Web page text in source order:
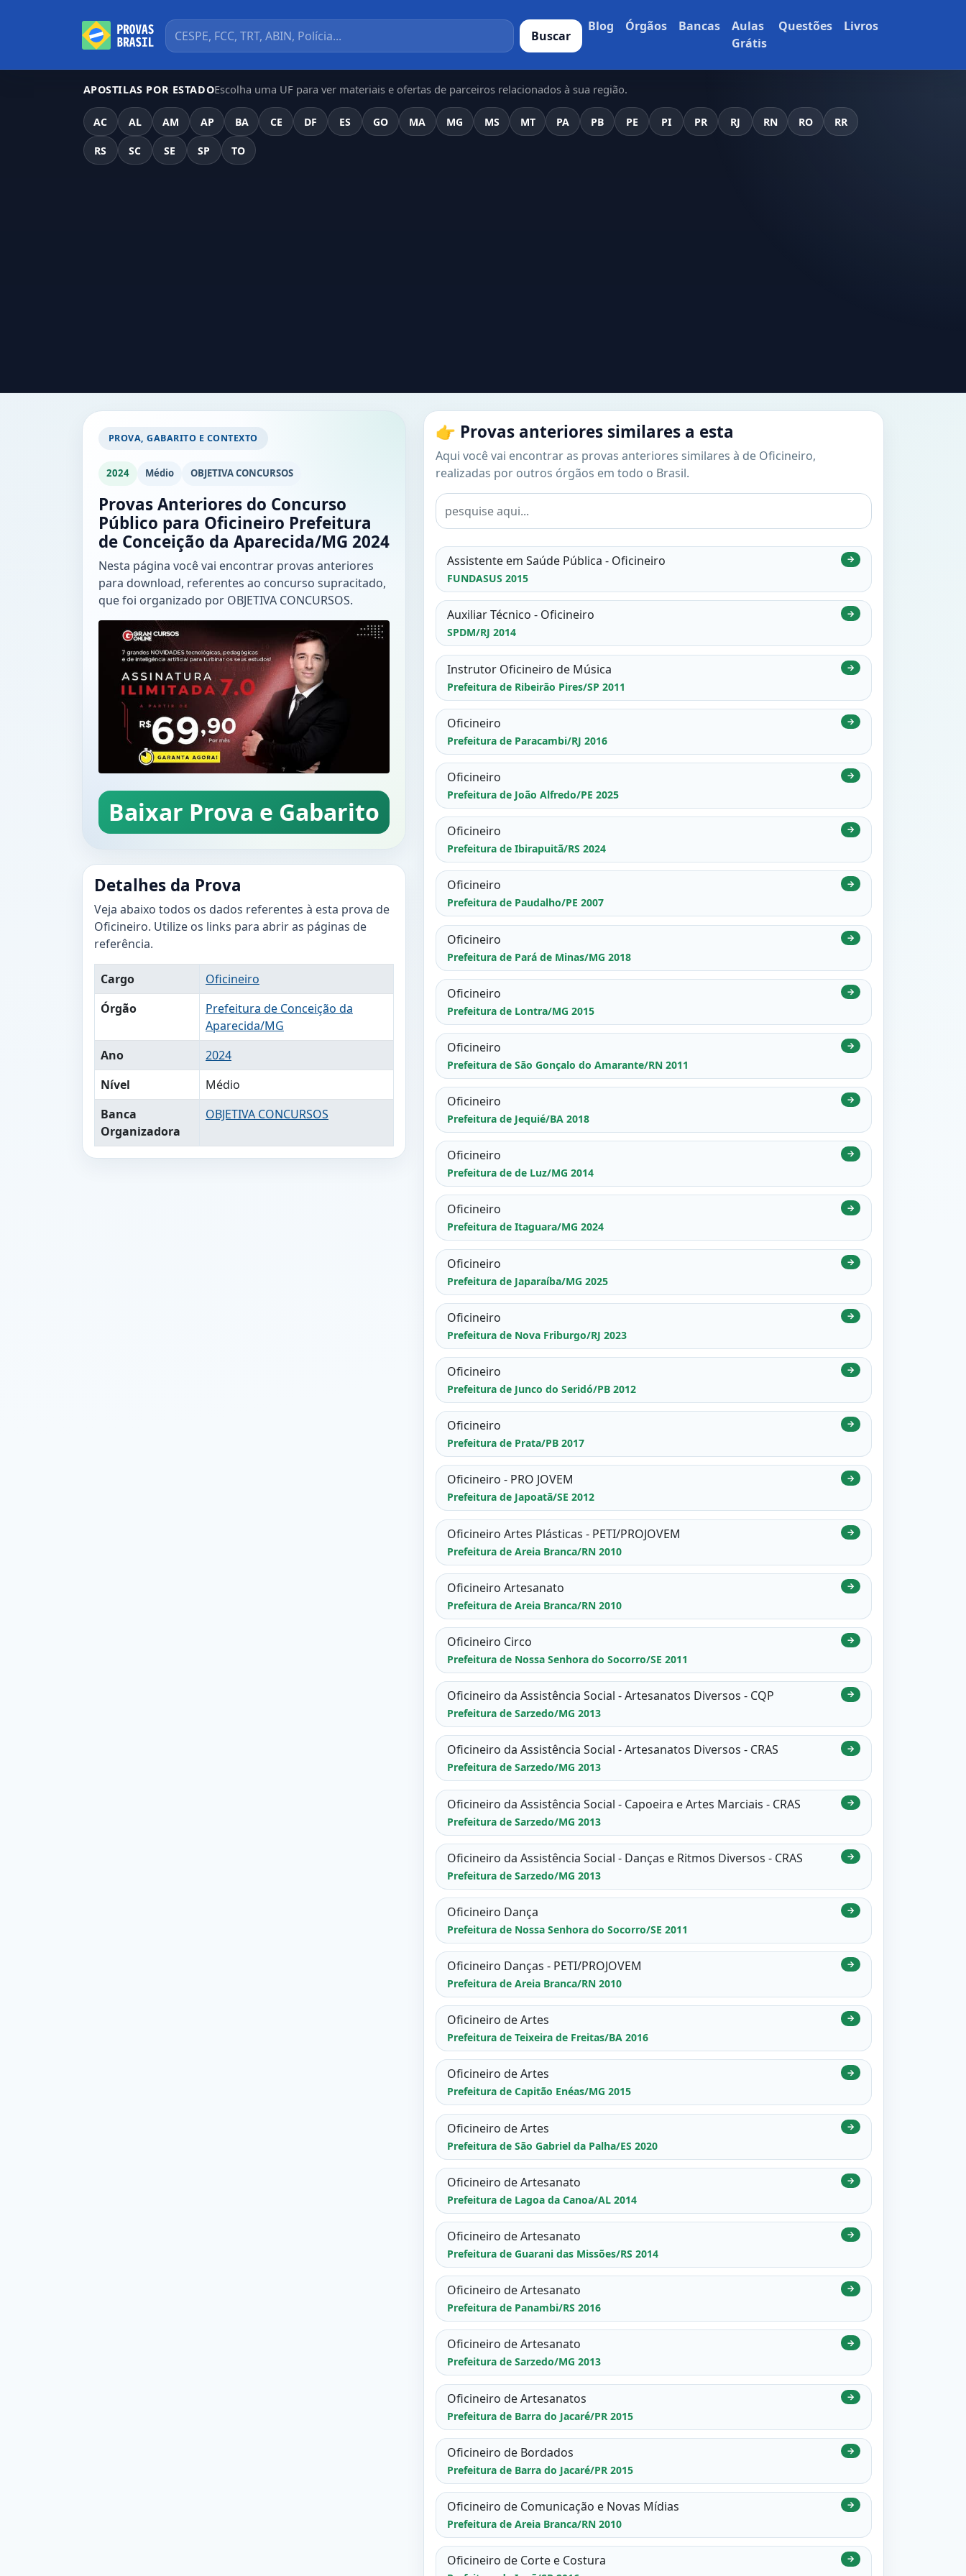
Buscar
Blog Órgãos Bancas
Aulas
Grátis
Questões Livros
APOSTILAS POR ESTADOEscolha uma UF para ver materiais e ofertas de parceiros relacionados à sua região.
AC AL AM AP BA CE DF ES GO MA MG MS MT PA PB PE PI PR RJ RN RO RR
RS SC SE SP TO
PROVA, GABARITO E CONTEXTO
2024 Médio OBJETIVA CONCURSOS
Provas Anteriores do Concurso
Público para Oficineiro Prefeitura
de Conceição da Aparecida/MG 2024
Nesta página você vai encontrar provas anteriores
para download, referentes ao concurso supracitado,
que foi organizado por OBJETIVA CONCURSOS.
Baixar Prova e Gabarito
Detalhes da Prova
Veja abaixo todos os dados referentes à esta prova de
Oficineiro. Utilize os links para abrir as páginas de
referência.
Cargo
Oficineiro
Órgão
Prefeitura de Conceição da
Aparecida/MG
Ano
2024
Nível
Médio
Banca
Organizadora
OBJETIVA CONCURSOS
👉 Provas anteriores similares a esta
Aqui você vai encontrar as provas anteriores similares à de Oficineiro,
realizadas por outros órgãos em todo o Brasil.
Assistente em Saúde Pública - Oficineiro
FUNDASUS 2015
→
Auxiliar Técnico - Oficineiro
SPDM/RJ 2014
→
Instrutor Oficineiro de Música
Prefeitura de Ribeirão Pires/SP 2011
→
Oficineiro
Prefeitura de Paracambi/RJ 2016
→
Oficineiro
Prefeitura de João Alfredo/PE 2025
→
Oficineiro
Prefeitura de Ibirapuitã/RS 2024
→
Oficineiro
Prefeitura de Paudalho/PE 2007
→
Oficineiro
Prefeitura de Pará de Minas/MG 2018
→
Oficineiro
Prefeitura de Lontra/MG 2015
→
Oficineiro
Prefeitura de São Gonçalo do Amarante/RN 2011
→
Oficineiro
Prefeitura de Jequié/BA 2018
→
Oficineiro
Prefeitura de de Luz/MG 2014
→
Oficineiro
Prefeitura de Itaguara/MG 2024
→
Oficineiro
Prefeitura de Japaraíba/MG 2025
→
Oficineiro
Prefeitura de Nova Friburgo/RJ 2023
→
Oficineiro
Prefeitura de Junco do Seridó/PB 2012
→
Oficineiro
Prefeitura de Prata/PB 2017
→
Oficineiro - PRO JOVEM
Prefeitura de Japoatã/SE 2012
→
Oficineiro Artes Plásticas - PETI/PROJOVEM
Prefeitura de Areia Branca/RN 2010
→
Oficineiro Artesanato
Prefeitura de Areia Branca/RN 2010
→
Oficineiro Circo
Prefeitura de Nossa Senhora do Socorro/SE 2011
→
Oficineiro da Assistência Social - Artesanatos Diversos - CQP
Prefeitura de Sarzedo/MG 2013
→
Oficineiro da Assistência Social - Artesanatos Diversos - CRAS
Prefeitura de Sarzedo/MG 2013
→
Oficineiro da Assistência Social - Capoeira e Artes Marciais - CRAS
Prefeitura de Sarzedo/MG 2013
→
Oficineiro da Assistência Social - Danças e Ritmos Diversos - CRAS
Prefeitura de Sarzedo/MG 2013
→
Oficineiro Dança
Prefeitura de Nossa Senhora do Socorro/SE 2011
→
Oficineiro Danças - PETI/PROJOVEM
Prefeitura de Areia Branca/RN 2010
→
Oficineiro de Artes
Prefeitura de Teixeira de Freitas/BA 2016
→
Oficineiro de Artes
Prefeitura de Capitão Enéas/MG 2015
→
Oficineiro de Artes
Prefeitura de São Gabriel da Palha/ES 2020
→
Oficineiro de Artesanato
Prefeitura de Lagoa da Canoa/AL 2014
→
Oficineiro de Artesanato
Prefeitura de Guarani das Missões/RS 2014
→
Oficineiro de Artesanato
Prefeitura de Panambi/RS 2016
→
Oficineiro de Artesanato
Prefeitura de Sarzedo/MG 2013
→
Oficineiro de Artesanatos
Prefeitura de Barra do Jacaré/PR 2015
→
Oficineiro de Bordados
Prefeitura de Barra do Jacaré/PR 2015
→
Oficineiro de Comunicação e Novas Mídias
Prefeitura de Areia Branca/RN 2010
→
Oficineiro de Corte e Costura →